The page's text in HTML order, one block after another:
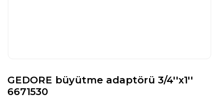
GEDORE büyütme adaptörü 3/4''x1''
6671530